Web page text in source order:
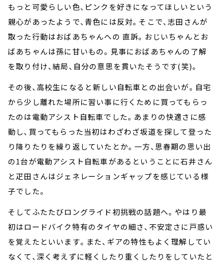
もっと可愛らしい色、ピンクを好きになってほしいという
親心があったようで、青色には反対。そこで、志田さんが
取った行動はおばあちゃんへの 直訴。おじいちゃんとお
ばあちゃんは孫に甘いもの。見事におばあちゃんの了解
を取り付け、結局、自分の意思を貫いたそうです(笑)。
その後、高校生になると新しい自転車との出会いが。自宅
から少し離れた場所に習い事に行くために買ってもらっ
たのは電動アシスト自転車でした。あまりの快適さに感
動し、買ってもらった当初はわざわざ坂道を探して登った
り降りたりを繰り返していたとか。一方、思春期の思い出
の1台が電動アシスト自転車があるということに石井さん
と疋田さんはジェネレーションギャップを感じている様
子でした。
そしてふたたびロングライド初挑戦の話題へ。やはり最
初はロードバイク特有のタイヤの細さ、不安定さに戸惑い
を覚えたといいます。また、ギアの特性もよく理解してい
なくて、深く考えずに軽くしたり重くしたりをしていたと